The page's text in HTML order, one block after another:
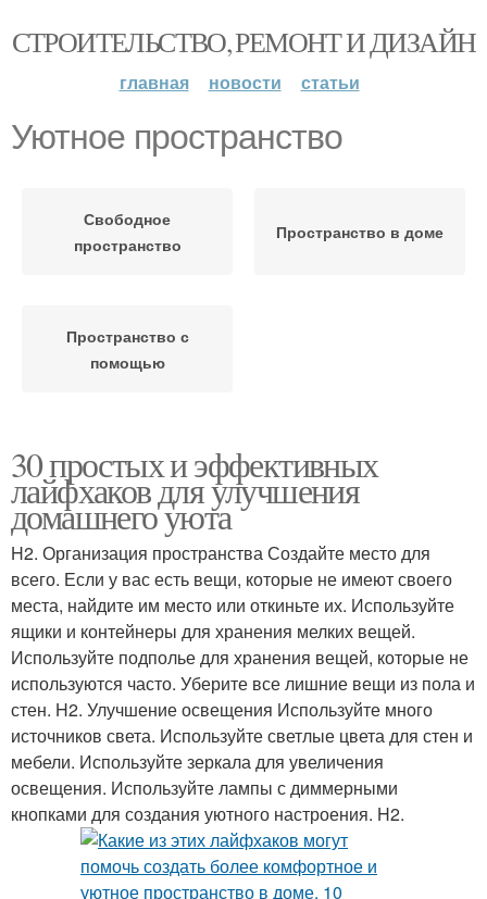
СТРОИТЕЛЬСТВО, РЕМОНТ И ДИЗАЙН
главная новости статьи
Уютное пространство
Свободное
пространство
Пространство в доме
Пространство с
помощью
30 простых и эффективных
лайфхаков для улучшения
домашнего уюта
H2. Организация пространства Создайте место для
всего. Если у вас есть вещи, которые не имеют своего
места, найдите им место или откиньте их. Используйте
ящики и контейнеры для хранения мелких вещей.
Используйте подполье для хранения вещей, которые не
используются часто. Уберите все лишние вещи из пола и
стен. H2. Улучшение освещения Используйте много
источников света. Используйте светлые цвета для стен и
мебели. Используйте зеркала для увеличения
освещения. Используйте лампы с диммерными
кнопками для создания уютного настроения. H2.